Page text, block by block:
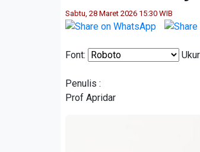
Sabtu, 28 Maret 2026 15:30 WIB
Font:
Penulis :
Prof Apridar